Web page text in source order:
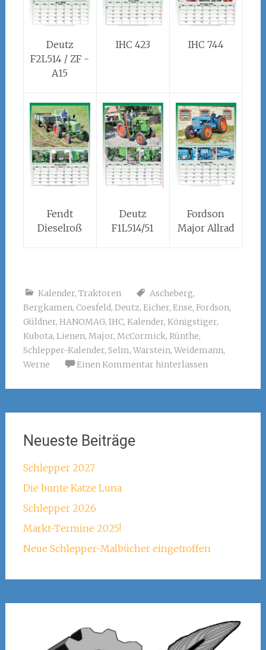
Deutz
F2L514 / ZF -
A15
IHC 423 IHC 744
Fendt
Dieselroß
Deutz
F1L514/51
Fordson
Major Allrad
Kalender, Traktoren Ascheberg,
Bergkamen, Coesfeld, Deutz, Eicher, Ense, Fordson,
Güldner, HANOMAG, IHC, Kalender, Königstiger,
Kubota, Lienen, Major, McCormick, Rünthe,
Schlepper-Kalender, Selm, Warstein, Weidemann,
Werne
Einen Kommentar hinterlassen
Neueste Beiträge
Schlepper 2027
Die bunte Katze Luna
Schlepper 2026
Markt-Termine 2025!
Neue Schlepper-Malbücher eingetroffen